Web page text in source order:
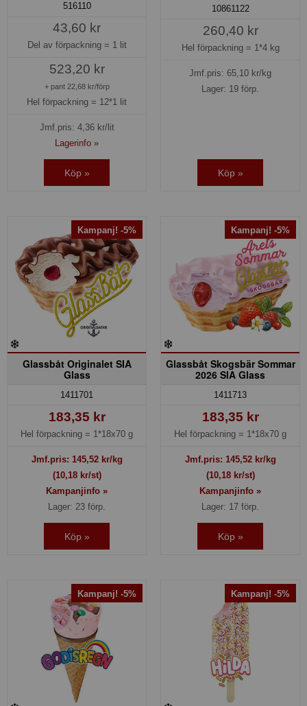
516110
43,60 kr
Del av förpackning = 1 lit
523,20 kr
+ pant 22,68 kr/förp
Hel förpackning = 12*1 lit
Jmf.pris: 4,36kr/lit
Lagerinfo »
Köp »
10861122
260,40 kr
Hel förpackning = 1*4 kg
Jmf.pris: 65,10 kr/kg
Lager: 19 förp.
Köp »
Kampanj! -5%
Glassbåt Originalet SIA
Glass
1411701
183,35 kr
Hel förpackning = 1*18x70 g
Jmf.pris: 145,52kr/kg
(10,18 kr/st)
Kampanjinfo »
Lager: 23 förp.
Köp »
Kampanj! -5%
Glassbåt Skogsbär Sommar
2026 SIA Glass
1411713
183,35 kr
Hel förpackning = 1*18x70 g
Jmf.pris: 145,52kr/kg
(10,18 kr/st)
Kampanjinfo »
Lager: 17 förp.
Köp »
Kampanj! -5% Kampanj! -5%